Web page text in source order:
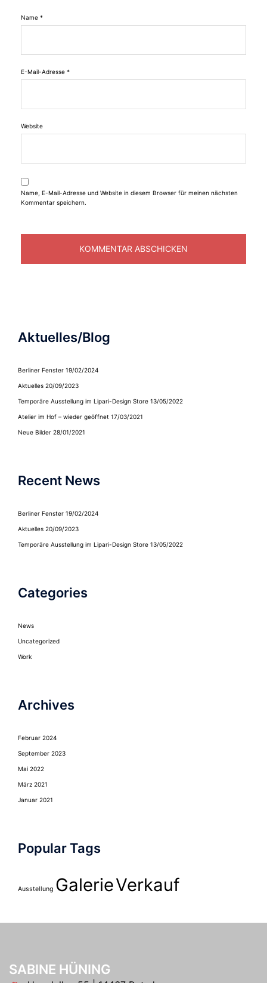
Name *
E-Mail-Adresse *
Website
Name, E-Mail-Adresse und Website in diesem Browser für meinen nächsten
Kommentar speichern.
Aktuelles/Blog
Berliner Fenster 19/02/2024
Aktuelles 20/09/2023
Temporäre Ausstellung im Lipari-Design Store 13/05/2022
Atelier im Hof – wieder geöffnet 17/03/2021
Neue Bilder 28/01/2021
Recent News
Berliner Fenster 19/02/2024
Aktuelles 20/09/2023
Temporäre Ausstellung im Lipari-Design Store 13/05/2022
Categories
News
Uncategorized
Work
Archives
Februar 2024
September 2023
Mai 2022
März 2021
Januar 2021
Popular Tags
Ausstellung GalerieVerkauf
SABINE HÜNING